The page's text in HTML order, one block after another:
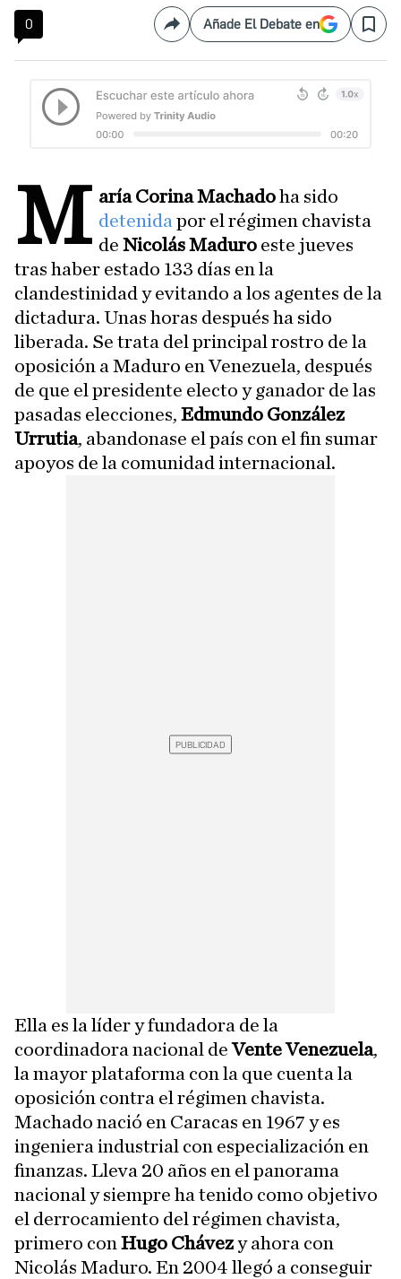
0 CompartirAñade El Debate en Save
M aría Corina Machadoha sido
detenida por el régimen chavista
deNicolás Maduro este jueves
tras haber estado 133 días en la
clandestinidad y evitando a los agentes de la
dictadura. Unas horas después ha sido
liberada. Se trata del principal rostro de la
oposición a Maduro en Venezuela, después
de que el presidente electo y ganador de las
pasadas elecciones, Edmundo González
Urrutia, abandonase el país con el fin sumar
apoyos de la comunidad internacional.
Ella es la líder y fundadora de la
coordinadora nacional deVente Venezuela,
la mayor plataforma con la que cuenta la
oposición contra el régimen chavista.
Machado nació en Caracas en 1967 y es
ingeniera industrial con especialización en
finanzas. Lleva 20 años en el panorama
nacional y siempre ha tenido como objetivo
el derrocamiento del régimen chavista,
primero con Hugo Chávezy ahora con
Nicolás Maduro. En 2004 llegó a conseguir